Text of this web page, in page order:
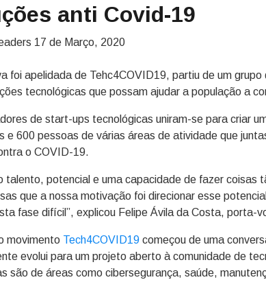
anti Covid-19
17 de Março, 2020
foi apelidada de Tehc4COVID19, partiu de um
tecnológicas que possam ajudar a população a
de start-ups tecnológicas uniram-se para criar
e 600 pessoas de várias áreas de atividade que
o COVID-19.
talento, potencial e uma capacidade de fazer coisas
que a nossa motivação foi direcionar esse
fase difícil”, explicou Felipe Ávila da Costa, porta-
movimento Tech4COVID19 começou de uma
evolui para um projeto aberto à comunidade de
são de áreas como cibersegurança, saúde,